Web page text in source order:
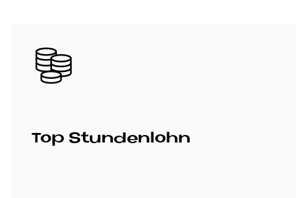
Bild
Top Stun­den­lohn